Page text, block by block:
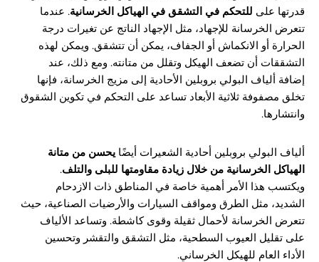
قدرتها على للتحكم في التشقق في الهياكل الخرسانية. عندما
تتعرض الخرسانة للإجهاد، مثل الإجهاد الناتج عن تغيرات درجة
الحرارة أو الانكماش أو الجفاف، يمكن أن تتشقق. ويمكن لهذه
التشققات أن تضعف الهيكل وتقلل من متانته. ومع ذلك، عند
إضافة ألياف البولي بروبلين الأحادية إلى مزيج الخرسانة، فإنها
تخلق مصفوفة ثلاثية الأبعاد تساعد على التحكم في تكوين الشقوق
وانتشارها.
ألياف البولي بروبلين أحادية الشعيرات أيضًا يحسن من متانة
الهياكل الخرسانية من خلال زيادة مقاومتها للبلى والتلف.
ويكتسب هذا الأمر أهمية خاصة في المناطق ذات الازدحام
الشديد، مثل الطرق ومواقف السيارات والأرضيات الصناعية، حيث
تتعرض الخرسانة لأحمال ثقيلة وقوى كاشطة. وتساعد الألياف
على تقليل العيوب السطحية، مثل التشقق والتقشر وتحسين
الأداء العام للهيكل الخرساني.